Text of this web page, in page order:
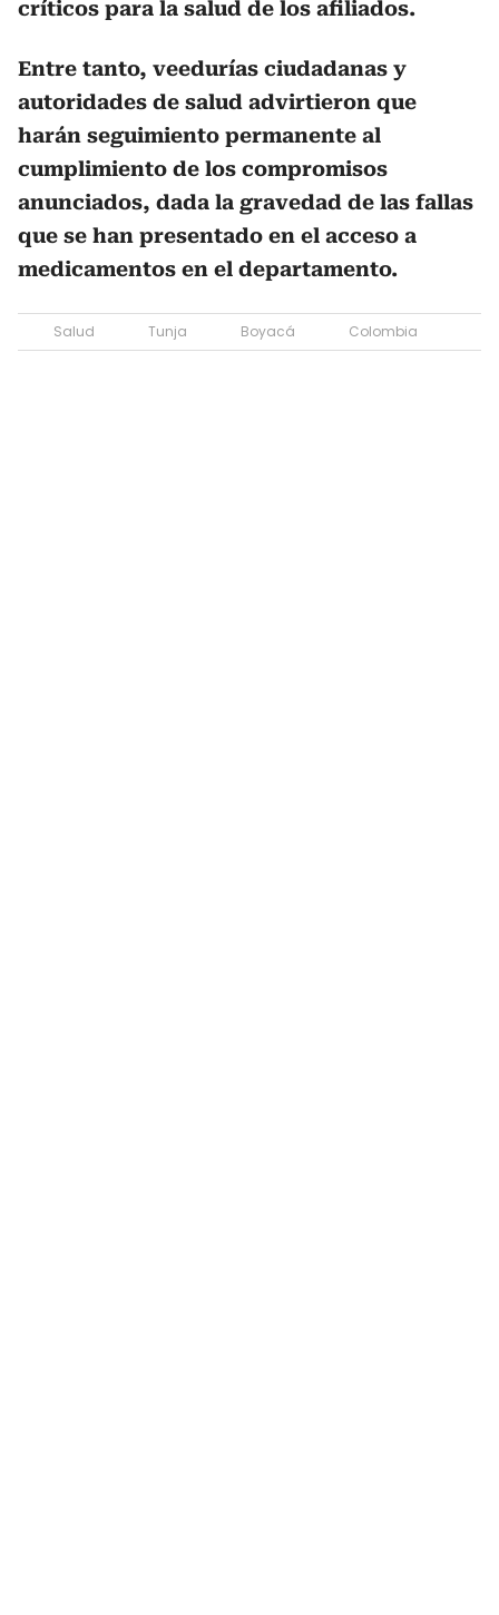
críticos para la salud de los afiliados.
Entre tanto, veedurías ciudadanas y
autoridades de salud advirtieron que
harán seguimiento permanente al
cumplimiento de los compromisos
anunciados, dada la gravedad de las fallas
que se han presentado en el acceso a
medicamentos en el departamento.
Salud Tunja Boyacá Colombia